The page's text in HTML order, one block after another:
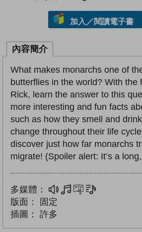
加入／閱讀電子書
內容簡介
What makes monarchs one of
butterflies in the world? With the
Rick, learn the answer to this
more interesting and fun facts
such as how they smell and
change throughout their life
discover just how far monarchs
migrate! (Spoiler alert: It’s a
多媒體： 多媒體互動練習
版面：
固定
插圖：
許多